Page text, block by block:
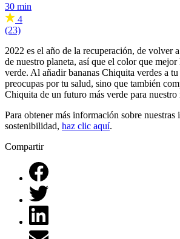
30 min
4
(23)
2022 es el año de la recuperación, de volver
de nuestro planeta, así que el color que mejor
verde. Al añadir bananas Chiquita verdes a
preocupas por tu salud, sino que también
Chiquita de un futuro más verde para nuestro
Para obtener más información sobre nuestras
sostenibilidad, haz clic aquí.
Compartir